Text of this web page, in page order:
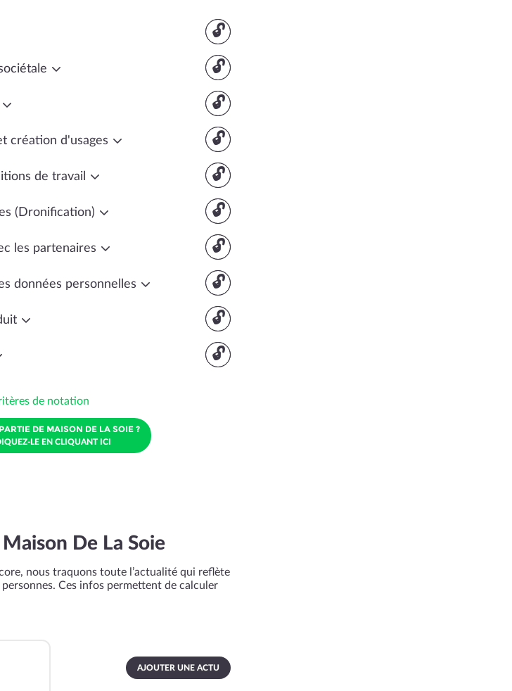
🔓
🔓
🔓
🔓
création d'usages
🔓
de travail
🔓
(Dronification)
🔓
les partenaires
🔓
données personnelles
🔓
🔓
de notation
DE MAISON DE LA SOIE ?
LE EN CLIQUANT ICI
De La Soie
nous traquons toute l’actualité qui reflète
personnes. Ces infos permettent de calculer
AJOUTER UNE ACTU